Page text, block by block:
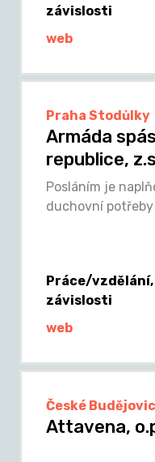
závislosti
web
Praha Stodůlky
Armáda
republice,
Posláním je
duchovní
Práce/
závislosti
web
České
Attavena,